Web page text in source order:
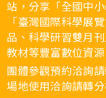
站，分享「全國中
「臺灣國際科學展
品、科學研習雙月
教材等豐富數位資源
團體參觀預約洽詢
場地使用洽詢請轉